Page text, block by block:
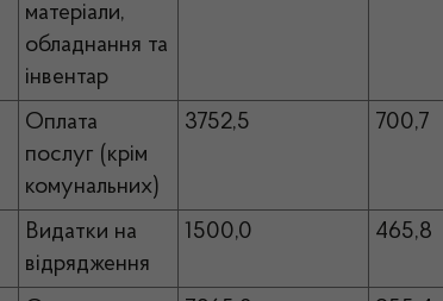
матеріали,
обладнання та
інвентар
Оплата
послуг (крім
комунальних)
3752,5 700,7
Видатки на
відрядження
1500,0 465,8